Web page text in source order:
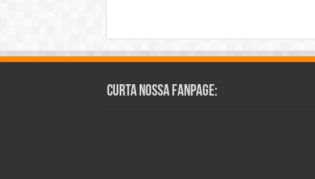
Curta Nossa Fanpage: